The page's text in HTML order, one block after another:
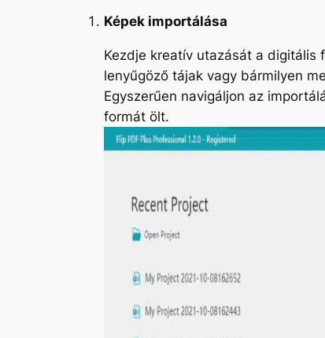
Képek importálása
Kezdje kreatív utazását a digitális
lenyűgöző tájak vagy bármilyen
Egyszerűen navigáljon az
formát ölt.